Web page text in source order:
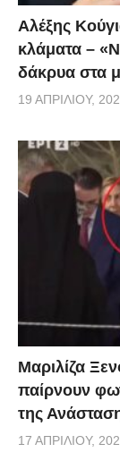
θέλαμε να
[thecaller.gr ]
Αλέξης
κλάματα –
δάκρυα στα
19 ΑΠΡΙΛΊΟΥ,
Μαριλίζα
παίρνουν
της
17 ΑΠΡΙΛΊΟΥ,